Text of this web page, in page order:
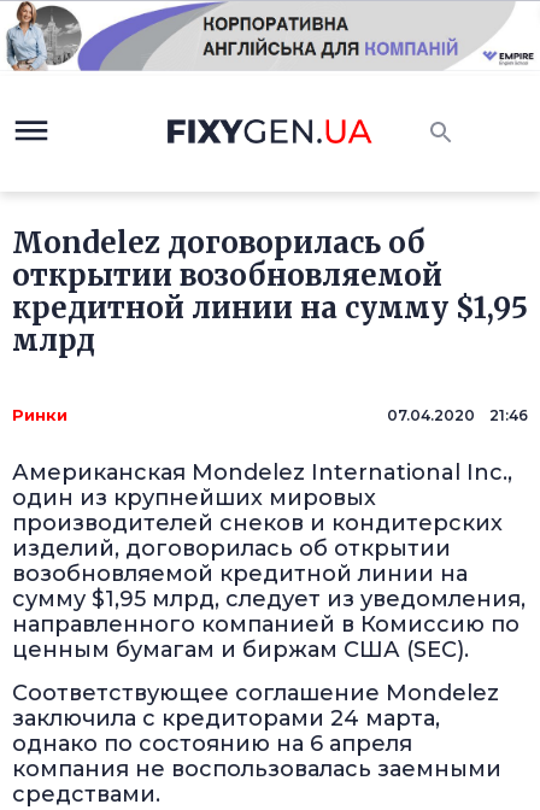
Mondelez договорилась об
открытии возобновляемой
кредитной линии на сумму $1,95
млрд
Ринки 07.04.2020 21:46
Американская Mondelez International Inc.,
один из крупнейших мировых
производителей снеков и кондитерских
изделий, договорилась об открытии
возобновляемой кредитной линии на
сумму $1,95 млрд, следует из уведомления,
направленного компанией в Комиссию по
ценным бумагам и биржам США (SEC).
Соответствующее соглашение Mondelez
заключила с кредиторами 24 марта,
однако по состоянию на 6 апреля
компания не воспользовалась заемными
средствами.